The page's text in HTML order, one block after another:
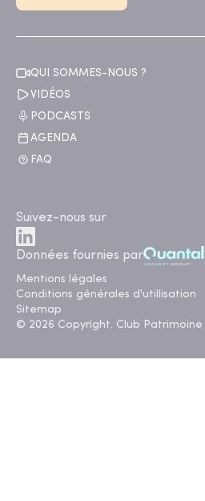
QUI SOMMES-NOUS ?
VIDÉOS
PODCASTS
AGENDA
FAQ
Suivez-nous sur
Données fournies par
Mentions légales
Conditions générales d'utillisation
Sitemap
© 2026 Copyright. Club Patrimoine